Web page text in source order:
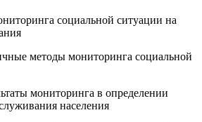
социальной ситуации на
методы мониторинга социальной
мониторинга в определении
населения